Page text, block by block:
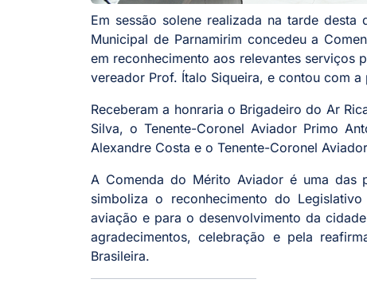
Em sessão solene realizada na tarde
Municipal de Parnamirim concedeu a
em reconhecimento aos relevantes serviços
vereador Prof. Ítalo Siqueira, e contou com
Receberam a honraria o Brigadeiro do Ar
Silva, o Tenente-Coronel Aviador Primo
Alexandre Costa e o Tenente-Coronel
A Comenda do Mérito Aviador é uma das
simboliza o reconhecimento do
aviação e para o desenvolvimento da
agradecimentos, celebração e pela
Brasileira.